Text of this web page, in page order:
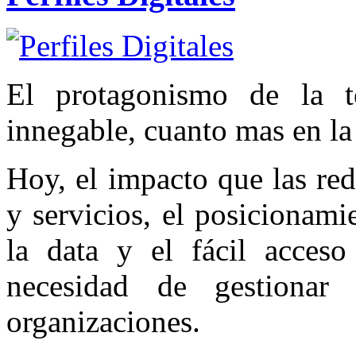
El protagonismo de la
innegable, cuanto mas en
Hoy, el impacto que las
y servicios, el
la data y el fácil
necesidad de
organizaciones.